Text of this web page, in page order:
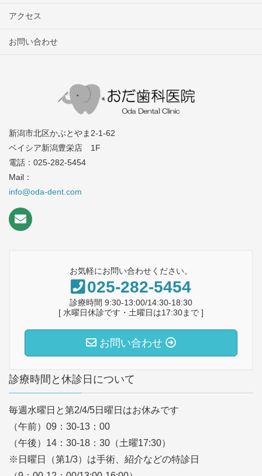
アクセス
お問い合わせ
新潟市北区かぶとやま2-1-62
ベイシア新潟豊栄店 1F
電話：025-282-5454
Mail：
info@oda-dent.com
お気軽にお問い合わせください。
025-282-5454
診療時間 9:30-13:00/14:30-18:30
[ 水曜日休診です・土曜日は17:30まで ]
お問い合わせ
診療時間と休診日について
毎週水曜日と第2/4/5日曜日はお休みです
（午前）09：30-13：00
（午後）14：30-18：30（土曜17:30）
※日曜日（第1/3）は手術、紹介などの特診日